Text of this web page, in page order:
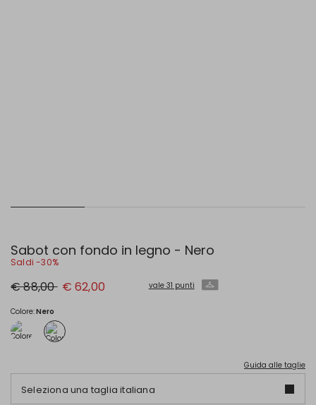
Sabot con fondo in legno - Nero
Saldi -30%
Prezzo
originale
88,00
€ 88,00 Nuovo
prezzo
€ 62,00 vale 31 punti
Colore:Nero
Guida alle taglie
Seleziona una taglia italiana